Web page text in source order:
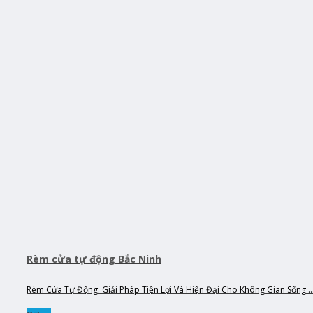
Rèm cửa tự động Bắc Ninh
Rèm Cửa Tự Động: Giải Pháp Tiện Lợi Và Hiện Đại Cho Không Gian Sống